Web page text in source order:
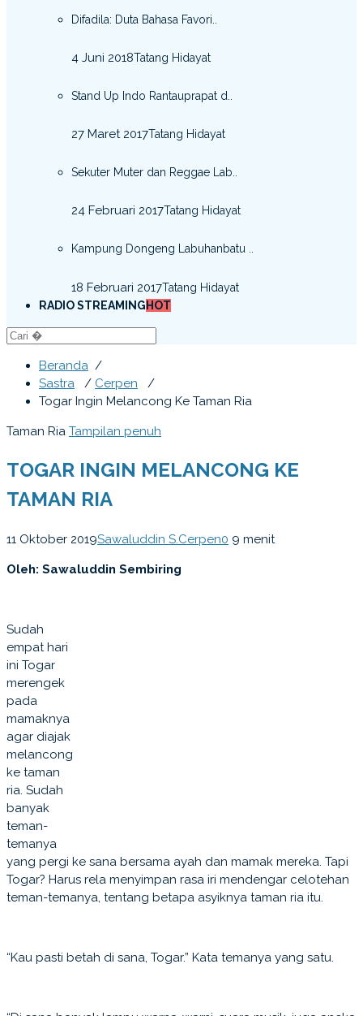
Difadila: Duta Bahasa Favori..
4 Juni 2018Tatang Hidayat
Stand Up Indo Rantauprapat d..
27 Maret 2017Tatang Hidayat
Sekuter Muter dan Reggae Lab..
24 Februari 2017Tatang Hidayat
Kampung Dongeng Labuhanbatu ..
18 Februari 2017Tatang Hidayat
RADIO STREAMINGHOT
Beranda /
Sastra / Cerpen /
Togar Ingin Melancong Ke Taman Ria
Taman Ria Tampilan penuh
TOGAR INGIN MELANCONG KE
TAMAN RIA
11 Oktober 2019Sawaluddin S.Cerpen0 9 menit
Oleh: Sawaluddin Sembiring
Sudah
empat hari
ini Togar
merengek
pada
mamaknya
agar diajak
melancong
ke taman
ria. Sudah
banyak
teman-
temanya
yang pergi ke sana bersama ayah dan mamak mereka. Tapi
Togar? Harus rela menyimpan rasa iri mendengar celotehan
teman-temanya, tentang betapa asyiknya taman ria itu.
“Kau pasti betah di sana, Togar.” Kata temanya yang satu.